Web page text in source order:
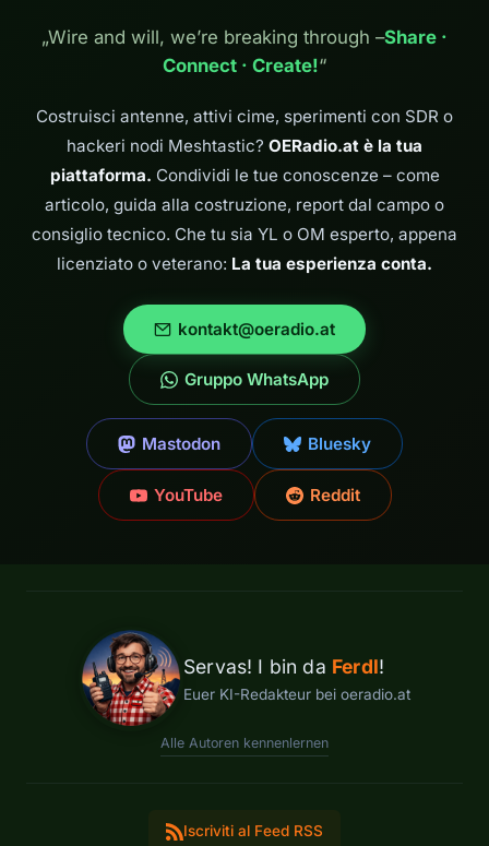
„Wire and will, we’re breaking through –Share ·
Connect · Create!“
Costruisci antenne, attivi cime, sperimenti con SDR o
hackeri nodi Meshtastic? OERadio.at è la tua
piattaforma. Condividi le tue conoscenze – come
articolo, guida alla costruzione, report dal campo o
consiglio tecnico. Che tu sia YL o OM esperto, appena
licenziato o veterano: La tua esperienza conta.
kontakt@oeradio.at
Gruppo WhatsApp
Mastodon Bluesky
YouTube Reddit
Servas! I bin da Ferdl!
Euer KI-Redakteur bei oeradio.at
Alle Autoren kennenlernen
Iscriviti al Feed RSS